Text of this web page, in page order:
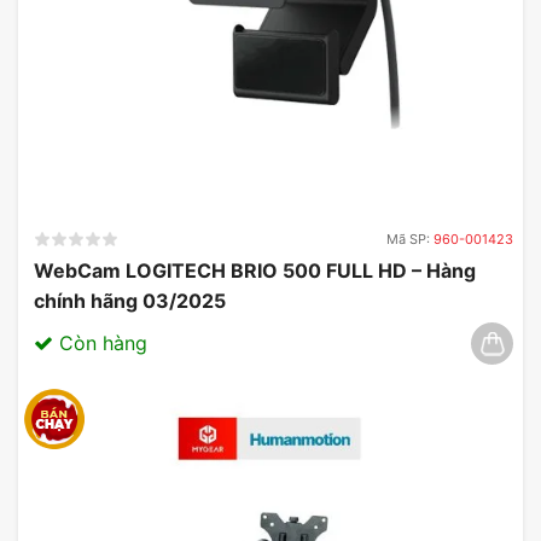
Bút trình chiếu Logitech R500S hiện đại thường
được trang bị phần mềm đi kèm, giúp cải thiện độ
chính xác và hiệu quả của mỗi bài thuyết trình.
Logitech R500S là một phụ kiện không thể thiếu,
hỗ trợ người thuyết trình chỉ dẫn đến các điểm
quan trọng trong nội dung.
Pin lâu dài cho sự kiện chuyên
nghiệp
tục và hiệu quả là rất cần thiết. Một nguồn năng
Mã SP: 960-001423
WebCam LOGITECH BRIO 500 FULL HD – Hàng
chính hãng 03/2025
Còn hàng